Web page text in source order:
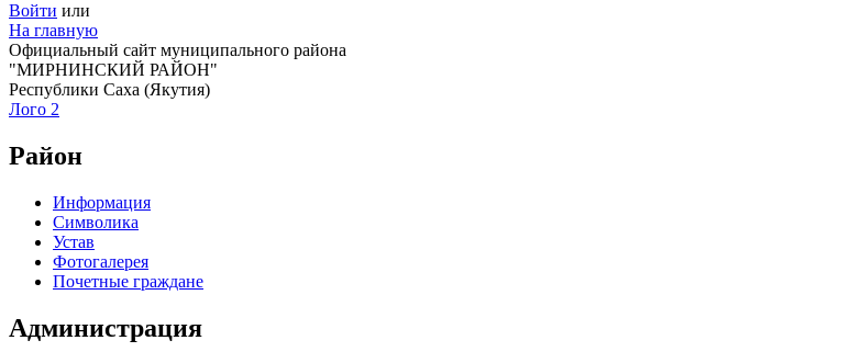
Войти или
На главную
Официальный сайт муниципального района
"МИРНИНСКИЙ РАЙОН"
Республики Саха (Якутия)
Лого 2
Район
Информация
Символика
Устав
Фотогалерея
Почетные граждане
Администрация